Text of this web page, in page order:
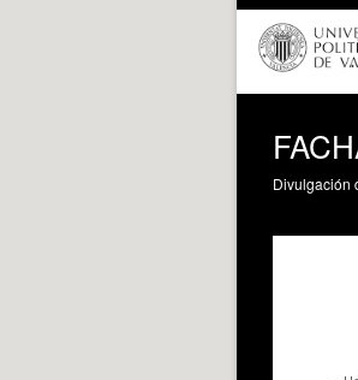
Divulgación